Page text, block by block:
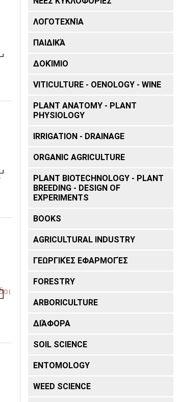
ΛΟΓΟΤΕΧΝΊΑ
ΠΑΙΔΙΚΆ
ΔΟΚΊΜΙΟ
VITICULTURE - OENOLOGY - WINE
PLANT ANATOMY - PLANT
PHYSIOLOGY
IRRIGATION - DRAINAGE
ORGANIC AGRICULTURE
PLANT BIOTECHNOLOGY - PLANT
BREEDING - DESIGN OF
EXPERIMENTS
BOOKS
AGRICULTURAL INDUSTRY
ΓΕΩΡΓΙΚΈΣ ΕΦΑΡΜΟΓΈΣ
FORESTRY
ARBORICULTURE
ΔΙΆΦΟΡΑ
SOIL SCIENCE
ENTOMOLOGY
WEED SCIENCE